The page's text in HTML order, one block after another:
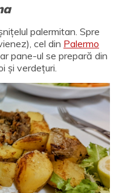
palermitan. Spre
cel din Palermo
pane-ul se prepară din
și verdețuri.